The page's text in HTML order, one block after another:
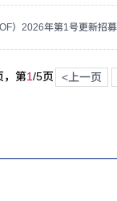
）2026年第1号更新招
，第1/5页 <上一页